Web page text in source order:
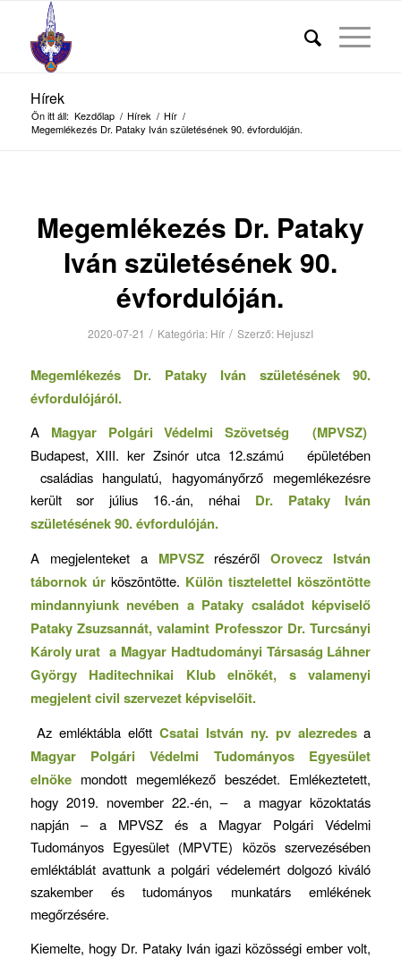
Hírek
Ön itt áll: Kezdőlap / Hírek / Hír /
Megemlékezés Dr. Pataky Iván születésének 90. évfordulóján.
Megemlékezés Dr. Pataky
Iván születésének 90.
évfordulóján.
2020-07-21 / Kategória: Hír / Szerző: HejuszI
Megemlékezés Dr. Pataky Iván születésének 90.
évfordulójáról.
A Magyar Polgári Védelmi Szövetség (MPVSZ)
Budapest, XIII. ker Zsinór utca 12.számú épületében
családias hangulatú, hagyományőrző megemlékezésre
került sor július 16.-án, néhai Dr. Pataky Iván
születésének 90. évfordulóján.
A megjelenteket a MPVSZrészérőlOrovecz István
tábornok úrköszöntötte. Külön tisztelettel köszöntötte
mindannyiunk nevében a Pataky családot képviselő
Pataky Zsuzsannát, valamint Professzor Dr. Turcsányi
Károly urat a Magyar Hadtudományi Társaság Láhner
György Haditechnikai Klub elnökét, s valamenyi
megjelent civil szervezet képviselőit.
Az emléktábla előttCsatai István ny. pv alezredesa
Magyar Polgári Védelmi Tudományos Egyesület
elnöke mondott megemlékező beszédet. Emlékeztetett,
hogy 2019. november 22.-én, – a magyar közoktatás
napján – a MPVSZ és a Magyar Polgári Védelmi
Tudományos Egyesület (MPVTE) közös szervezésében
emléktáblát avattunk a polgári védelemért dolgozó kiváló
szakember és tudományos munkatárs emlékének
megőrzésére.
Kiemelte, hogy Dr. Pataky Iván igazi közösségi ember volt,